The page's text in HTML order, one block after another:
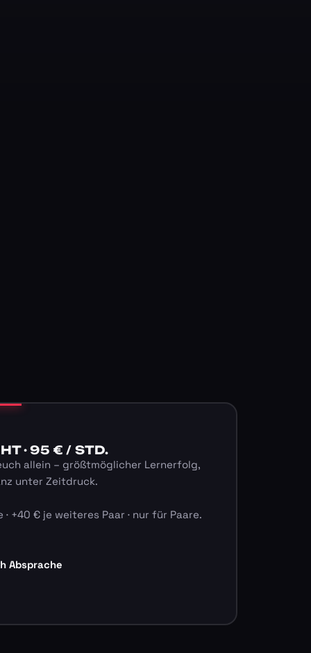
· 95 € / STD.
allein – größtmöglicher Lernerfolg,
unter Zeitdruck.
+40 € je weiteres Paar · nur für Paare.
Absprache